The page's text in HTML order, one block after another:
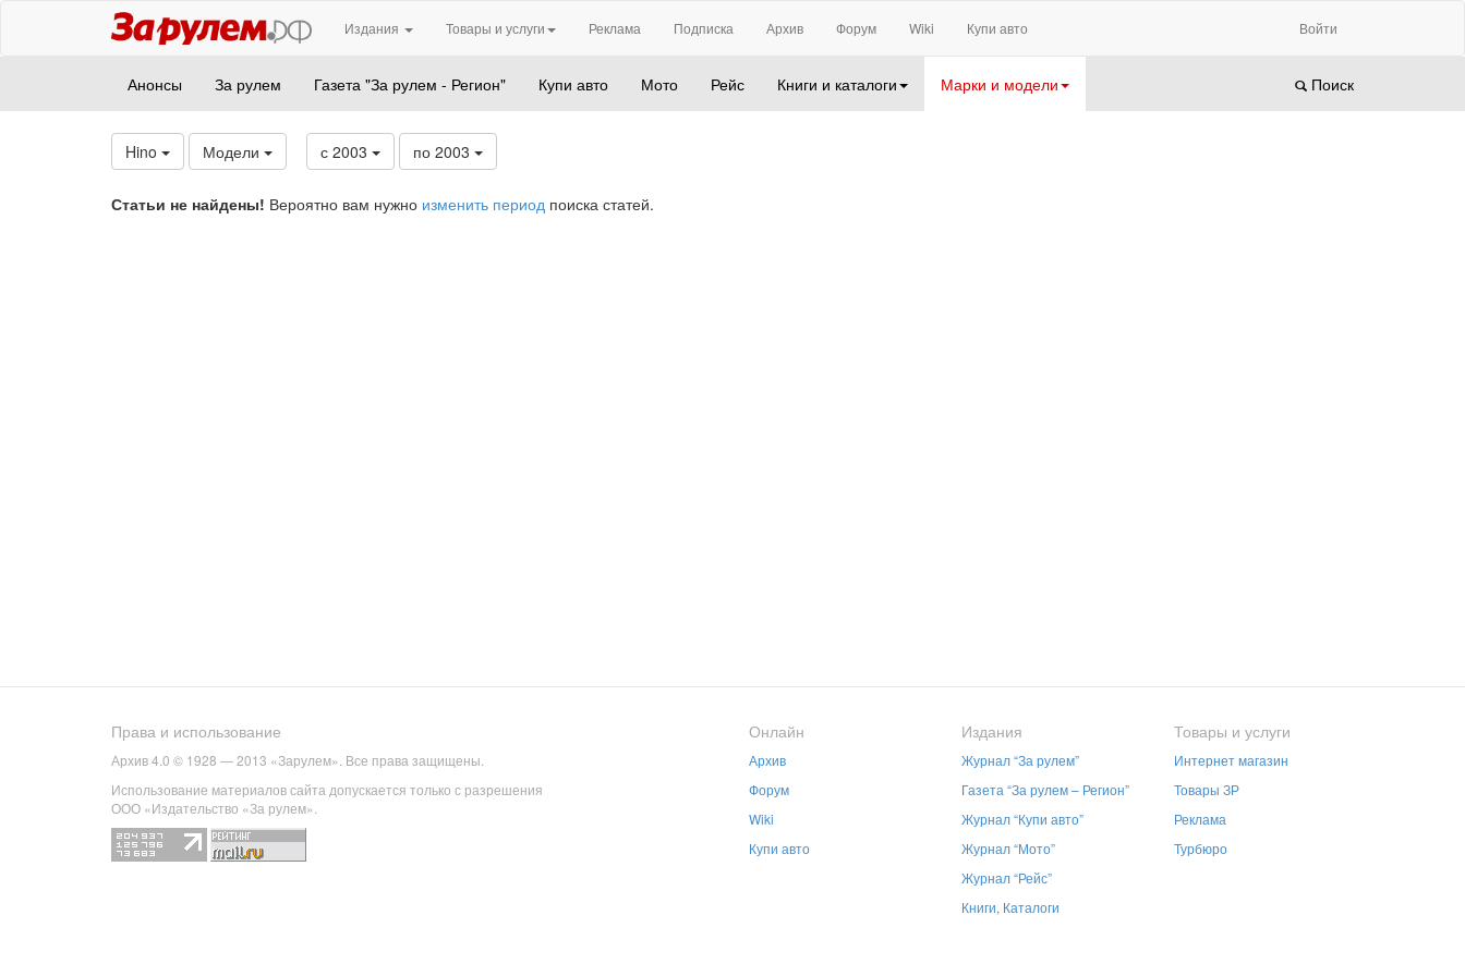
Издания Товары и услуги Реклама Подписка Архив Форум Wiki Купи авто Войти
Анонсы За рулем Газета "За рулем - Регион" Купи авто Мото Рейс Книги и каталоги Марки и модели Поиск
Hino Модели с 2003 по 2003
Статьи не найдены! Вероятно вам нужно изменить период поиска статей.
Права и использование
Архив 4.0 © 1928 — 2013 «Зарулем». Все права защищены.
Использование материалов сайта допускается только с разрешения
ООО «Издательство «За рулем».
Онлайн
Архив
Форум
Wiki
Купи авто
Издания
Журнал “За рулем”
Газета “За рулем – Регион”
Журнал “Купи авто”
Журнал “Мото”
Журнал “Рейс”
Книги, Каталоги
Товары и услуги
Интернет магазин
Товары ЗР
Реклама
Турбюро